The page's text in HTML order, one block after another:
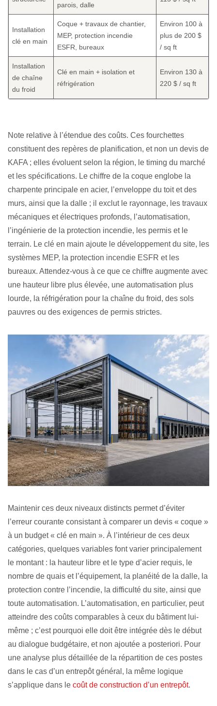
parois, dalle
Installation
clé en main
Coque + travaux de chantier,
MEP, protection incendie
ESFR, bureaux
Environ 100 à
plus de 200 $
/ sq ft
Installation
de chaîne
du froid
Clé en main + isolation et
réfrigération
Environ 130 à
220 $ / sq ft
Note relative à l’étendue des coûts. Ces fourchettes
constituent des repères de planification, et non un devis de
KAFA ; elles évoluent selon la région, le timing du marché
et les spécifications. Le chiffre de la coque englobe la
charpente principale en acier, l’enveloppe du toit et des
murs, ainsi que la dalle ; il exclut le rayonnage, les travaux
mécaniques et électriques profonds, l’automatisation,
l’ingénierie de la protection incendie, les permis et le
terrain. Le clé en main ajoute le développement du site, les
systèmes MEP, la protection incendie ESFR et les
bureaux. Attendez-vous à ce que ce chiffre augmente avec
une hauteur libre plus élevée, une automatisation plus
lourde, la réfrigération pour la chaîne du froid, des sols
pauvres ou des exigences de permis strictes.
Maintenir ces deux niveaux distincts permet d’éviter
l’erreur courante consistant à comparer un devis « coque »
à un budget « clé en main ». À l’intérieur de ces deux
catégories, quelques variables font varier principalement
le montant : la hauteur libre et le type d’acier requis, le
nombre de quais et l’équipement, la planéité de la dalle, la
protection contre l’incendie, la difficulté du site, ainsi que
toute automatisation. L’automatisation, en particulier, peut
atteindre des coûts comparables à ceux du bâtiment lui-
même ; c’est pourquoi elle doit être intégrée dès le début
au dialogue budgétaire, et non ajoutée a posteriori. Pour
une analyse plus détaillée de la répartition de ces postes
dans le cas d’un entrepôt général, la même logique
s’applique dans le coût de construction d’un entrepôt.